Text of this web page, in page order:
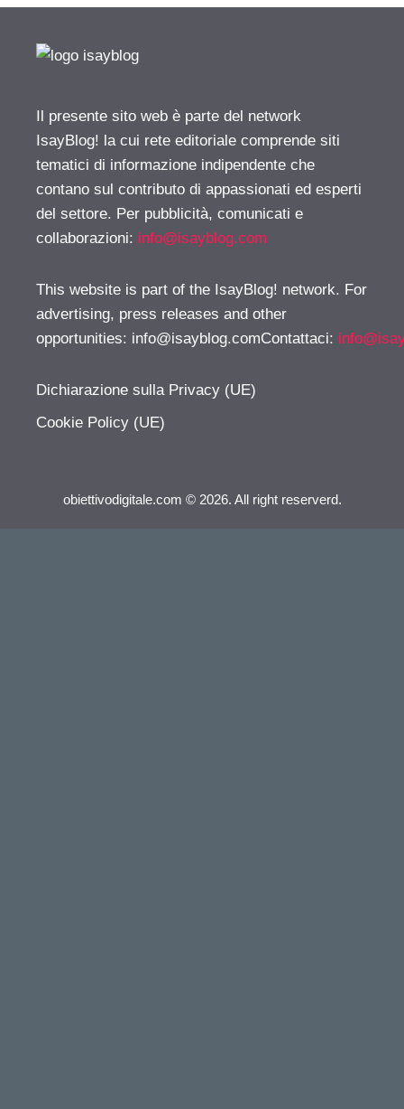
Il presente sito web è parte del network
IsayBlog! la cui rete editoriale comprende siti
tematici di informazione indipendente che
contano sul contributo di appassionati ed esperti
del settore. Per pubblicità, comunicati e
collaborazioni: info@isayblog.com
This website is part of the IsayBlog! network. For
advertising, press releases and other
opportunities: info@isayblog.comContattaci:
Dichiarazione sulla Privacy (UE)
Cookie Policy (UE)
obiettivodigitale.com © 2026. All right reserverd.